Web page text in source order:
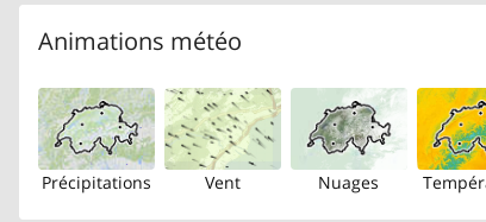
Animations météo
Précipitations Vent Nuages